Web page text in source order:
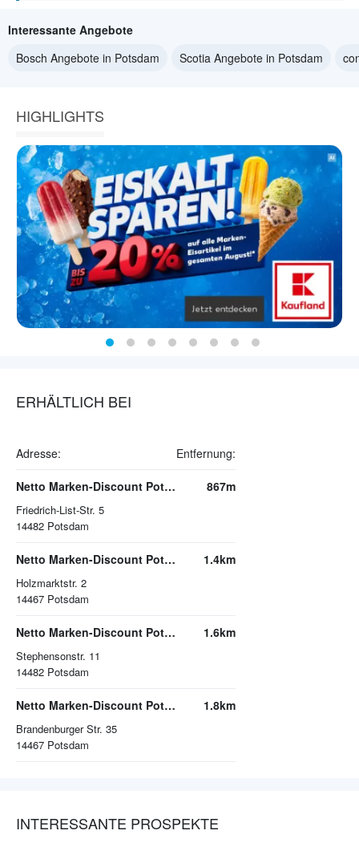
Interessante Angebote
Bosch Angebote in Potsdam
Scotia Angebote in Potsdam
HIGHLIGHTS
ERHÄLTLICH BEI
Adresse: Entfernung:
Netto Marken-Discount Potsdam
Friedrich-List-Str. 5
14482 Potsdam
867m
Netto Marken-Discount Potsdam
Holzmarktstr. 2
14467 Potsdam
1.4km
Netto Marken-Discount Potsdam
Stephensonstr. 11
14482 Potsdam
1.6km
Netto Marken-Discount Potsdam
Brandenburger Str. 35
14467 Potsdam
1.8km
INTERESSANTE PROSPEKTE